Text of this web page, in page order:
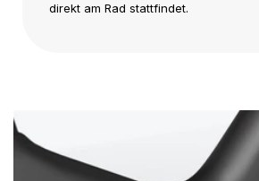
direkt am Rad stattfindet.